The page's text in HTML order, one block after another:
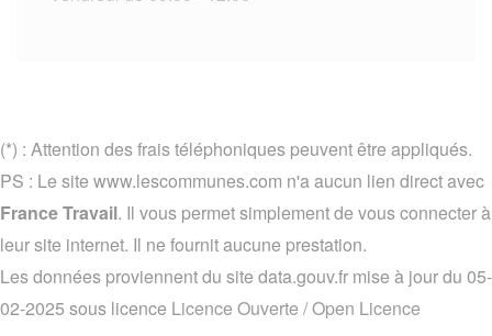
(*) : Attention des frais téléphoniques peuvent être appliqués.
PS : Le site www.lescommunes.com n'a aucun lien direct avec
France Travail. Il vous permet simplement de vous connecter à
leur site internet. Il ne fournit aucune prestation.
Les données proviennent du site data.gouv.fr mise à jour du 05-
02-2025 sous licence Licence Ouverte / Open Licence